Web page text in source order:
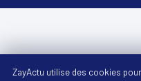
ZayActu utilise des cookies